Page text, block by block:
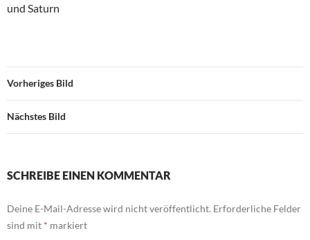
und Saturn
Vorheriges Bild
Nächstes Bild
SCHREIBE EINEN KOMMENTAR
Deine E-Mail-Adresse wird nicht veröffentlicht. Erforderliche Felder
sind mit * markiert